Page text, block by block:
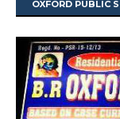
OXFORD PUBLIC